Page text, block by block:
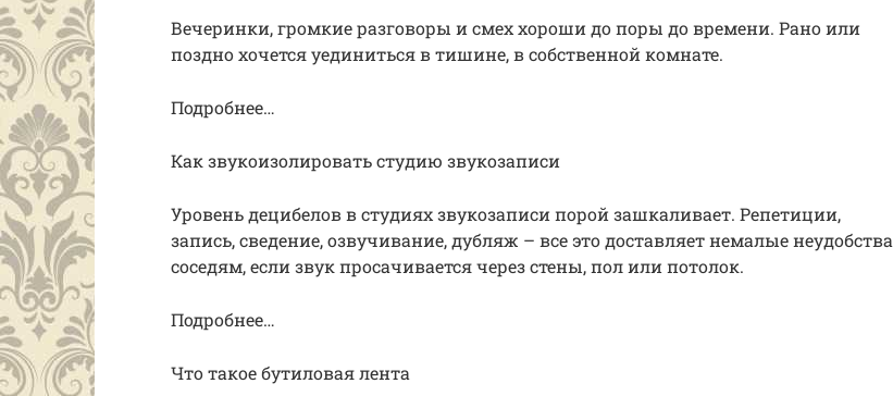
Вечеринки, громкие разговоры и смех хороши до поры до времени. Рано или
поздно хочется уединиться в тишине, в собственной комнате.
Подробнее…
Как звукоизолировать студию звукозаписи
Уровень децибелов в студиях звукозаписи порой зашкаливает. Репетиции,
запись, сведение, озвучивание, дубляж – все это доставляет немалые неудобства
соседям, если звук просачивается через стены, пол или потолок.
Подробнее…
Что такое бутиловая лента